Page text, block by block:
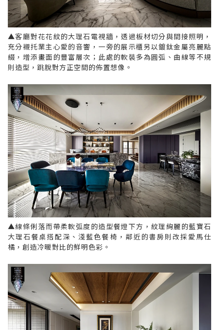
▲客廳對花花紋的大理石電視牆，透過板材切分與間接照明，
充分襯托業主心愛的音響，一旁的展示櫃另以鍍鈦金屬亮麗點
綴，增添畫面的豐富層次；此處的軟裝多為圓弧、曲線等不規
則造型，跳脫對方正空間的佈置想像。
▲線條俐落而帶柔軟弧度的造型餐燈下方，紋理絢麗的藍寶石
大理石餐桌搭配深、淺藍色餐椅，鄰近的書房則改採愛馬仕
橘，創造冷暖對比的鮮明色彩。